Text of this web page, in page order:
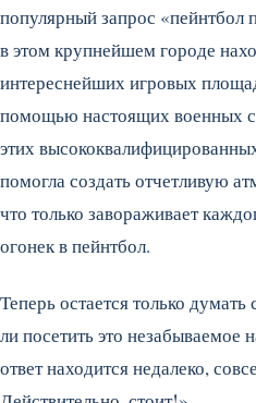
популярный запрос
в этом крупнейшем городе
интереснейших игровых
помощью настоящих военных
этих
помогла создать отчетливую
что только завораживает
огонек в пейнтбол.
Теперь остается только
ли посетить это
ответ находится недалеко,